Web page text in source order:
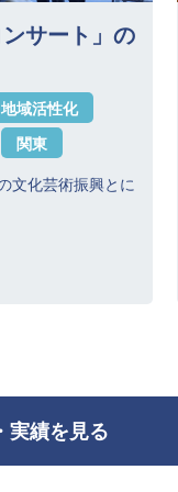
サート」の
地域活性化
関東
文化芸術振興とに
実績を見る